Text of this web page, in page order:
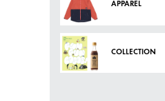
APPAREL
COLLECTION